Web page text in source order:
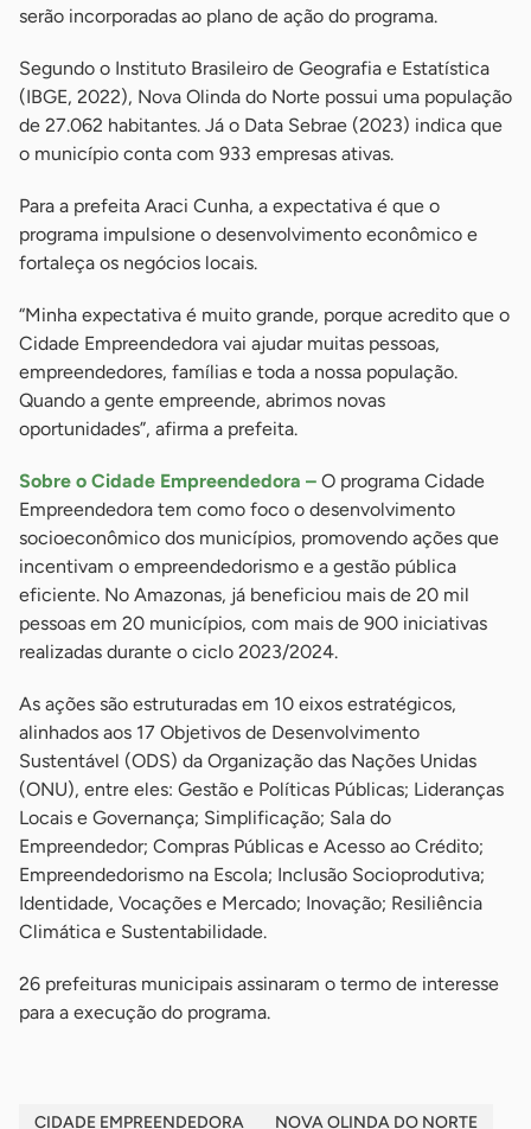
serão incorporadas ao plano de ação do programa.
Segundo o Instituto Brasileiro de Geografia e Estatística
(IBGE, 2022), Nova Olinda do Norte possui uma população
de 27.062 habitantes. Já o Data Sebrae (2023) indica que
o município conta com 933 empresas ativas.
Para a prefeita Araci Cunha, a expectativa é que o
programa impulsione o desenvolvimento econômico e
fortaleça os negócios locais.
“Minha expectativa é muito grande, porque acredito que o
Cidade Empreendedora vai ajudar muitas pessoas,
empreendedores, famílias e toda a nossa população.
Quando a gente empreende, abrimos novas
oportunidades”, afirma a prefeita.
Sobre o Cidade Empreendedora – O programa Cidade
Empreendedora tem como foco o desenvolvimento
socioeconômico dos municípios, promovendo ações que
incentivam o empreendedorismo e a gestão pública
eficiente. No Amazonas, já beneficiou mais de 20 mil
pessoas em 20 municípios, com mais de 900 iniciativas
realizadas durante o ciclo 2023/2024.
As ações são estruturadas em 10 eixos estratégicos,
alinhados aos 17 Objetivos de Desenvolvimento
Sustentável (ODS) da Organização das Nações Unidas
(ONU), entre eles: Gestão e Políticas Públicas; Lideranças
Locais e Governança; Simplificação; Sala do
Empreendedor; Compras Públicas e Acesso ao Crédito;
Empreendedorismo na Escola; Inclusão Socioprodutiva;
Identidade, Vocações e Mercado; Inovação; Resiliência
Climática e Sustentabilidade.
26 prefeituras municipais assinaram o termo de interesse
para a execução do programa.
CIDADE EMPREENDEDORA NOVA OLINDA DO NORTE